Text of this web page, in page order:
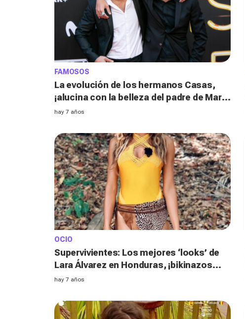
FAMOSOS
La evolución de los hermanos Casas,
¡alucina con la belleza del padre de Mario
Casas!
hay 7 años
OCIO
Supervivientes: Los mejores ‘looks’ de
Lara Álvarez en Honduras, ¡bikinazos
para triunfar este verano!
hay 7 años